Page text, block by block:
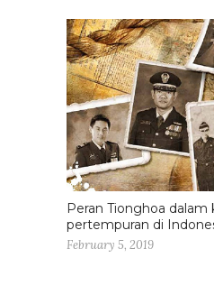
Peran Tionghoa dalam
pertempuran di
February 5, 2019